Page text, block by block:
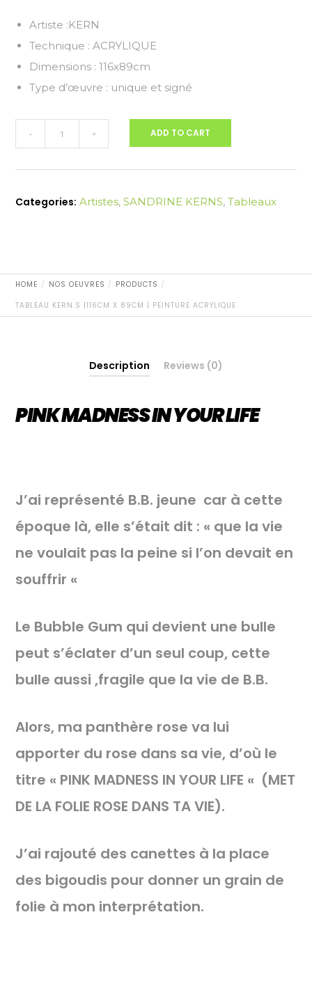
Artiste :KERN
Technique : ACRYLIQUE
Dimensions : 116x89cm
Type d’œuvre : unique et signé
x
|
- + ADD TO CART
Categories: Artistes,SANDRINE KERNS,Tableaux
HOME NOS OEUVRES
PRODUCTS
TABLEAU KERN.S |116CM X 89CM | PEINTURE ACRYLIQUE
Description Reviews (0)
PINK MADNESS IN YOUR LIFE
J’ai représenté B.B. jeune car à cette
époque là, elle s’était dit : « que la vie
ne voulait pas la peine si l’on devait en
souffrir «
Le Bubble Gum qui devient une bulle
peut s’éclater d’un seul coup, cette
bulle aussi ,fragile que la vie de B.B.
Alors, ma panthère rose va lui
apporter du rose dans sa vie, d’où le
titre « PINK MADNESS IN YOUR LIFE « (MET
DE LA FOLIE ROSE DANS TA VIE).
J’ai rajouté des canettes à la place
des bigoudis pour donner un grain de
folie à mon interprétation.